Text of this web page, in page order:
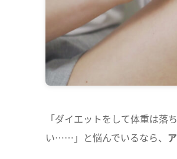
「ダイエットをして体重は
い……」と悩んでいるなら、